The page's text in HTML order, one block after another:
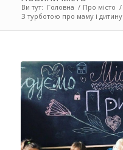
Ви тут: Головна / Про місто /
З турботою про маму і дитину